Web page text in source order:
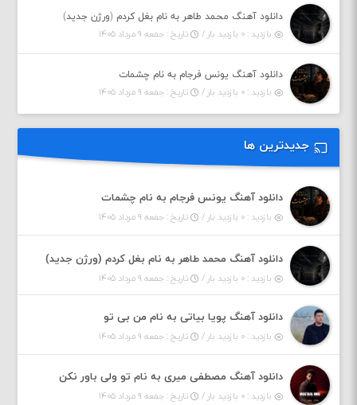
دانلود آهنگ محمد طاهر به نام بغل کردم (ورژن جدید)
بازدید : ۰ بازدید بار /
تاریخ : جمعه ۹ مرداد ۱۴۰۵
دانلود آهنگ یونس فرجام به نام چشمات
بازدید : ۰ بازدید بار /
تاریخ : جمعه ۹ مرداد ۱۴۰۵
جدیدترین ها
دانلود آهنگ یونس فرجام به نام چشمات
بازدید : ۰ بازدید بار / تاریخ : جمعه ۹ مرداد ۱۴۰۵
دانلود آهنگ محمد طاهر به نام بغل کردم (ورژن جدید)
بازدید : ۰ بازدید بار / تاریخ : جمعه ۹ مرداد ۱۴۰۵
دانلود آهنگ پویا بیاتی به نام من بی تو
بازدید : ۰ بازدید بار / تاریخ : جمعه ۹ مرداد ۱۴۰۵
دانلود آهنگ مصطفی میری به نام تو ولی باور نکن
بازدید : ۰ بازدید بار / تاریخ : جمعه ۹ مرداد ۱۴۰۵